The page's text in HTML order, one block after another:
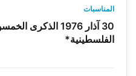
المناسبات
30 آذار 1976
الفلسطينية*